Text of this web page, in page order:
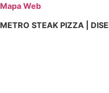
Mapa Web
METRO STEAK PIZZA |